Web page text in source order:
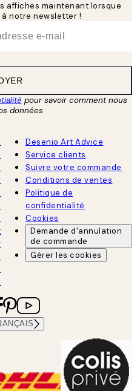
affiches maintenant lorsque
notre newsletter !
pour savoir comment nous
données
Desenio Art Advice
Service clients
Suivre votre commande
Conditions de ventes
Politique de
confidentialité
Cookies
Demande d'annulation
de commande
Gérer les cookies